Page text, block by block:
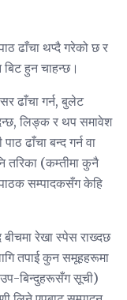
ढाँचा थप्दै गरेको छ र
बिट हुन चाहन्छ।
ढाँचा गर्न, बुलेट
लिङ्क र थप समावेश
ढाँचा बन्द गर्न वा
तरिका (कम्तीमा कुनै
सम्पादकसँग केहि
रेखा स्पेस राख्दछ
तपाई कुन समूहहरूमा
बिन्दुहरूसँग सूची)